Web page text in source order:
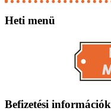
Heti menü
Befizetési információk